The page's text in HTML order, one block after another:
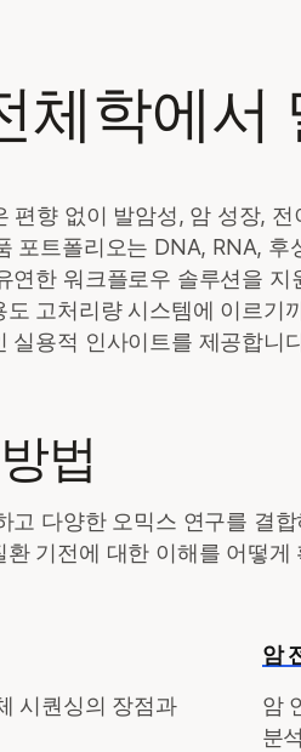
체학에서
편향 없이 발암성, 암 성장,
포트폴리오는 DNA, RNA,
연한 워크플로우 솔루션을
고처리량 시스템에 이르기
실용적 인사이트를 제공합니
법
고 다양한 오믹스 연구를 결
기전에 대한 이해를 어떻게
시퀀싱의 장점과
암
암
분